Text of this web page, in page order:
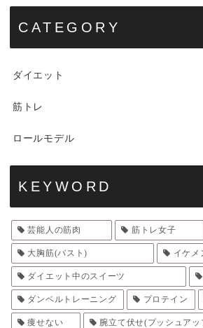
CATEGORY
ダイエット
筋トレ
ロールモデル
KEYWORD
芸能人の筋肉 筋トレ女子
大胸筋(バスト) イケメ
ダイエット中のスイーツ
ダンベルトレーニング プロテイン
痩せない 腕立て伏せ(プッシュアッ